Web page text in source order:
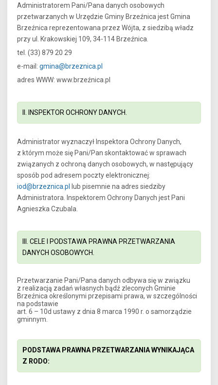
Administratorem Pani/Pana danych osobowych
przetwarzanych w Urzędzie Gminy Brzeźnica jest Gmina
Brzeźnica reprezentowana przez Wójta, z siedzibą władz
przy ul. Krakowskiej 109, 34-114 Brzeźnica.
tel. (33) 879 20 29
e-mail: gmina@brzeznica.pl
adres WWW: www.brzeźnica.pl
II. INSPEKTOR OCHRONY DANYCH.
Administrator wyznaczył Inspektora Ochrony Danych,
z którym może się Pani/Pan skontaktować w sprawach
związanych z ochroną danych osobowych, w następujący
sposób pod adresem poczty elektronicznej:
iod@brzeznica.pl
lub pisemnie na adres siedziby
Administratora. Inspektorem Ochrony Danych jest Pani
Agnieszka Czubala.
III. CELE I PODSTAWA PRAWNA PRZETWARZANIA
DANYCH OSOBOWYCH.
Przetwarzanie Pani/Pana danych odbywa się w związku
z realizacją zadań własnych bądź zleconych Gminie
Brzeźnica określonymi przepisami prawa, w szczególności
na podstawie
art. 6 – 10d ustawy z dnia 8 marca 1990 r. o samorządzie
gminnym.
PODSTAWA PRAWNA PRZETWARZANIA WYNIKAJĄCA
Z RODO: